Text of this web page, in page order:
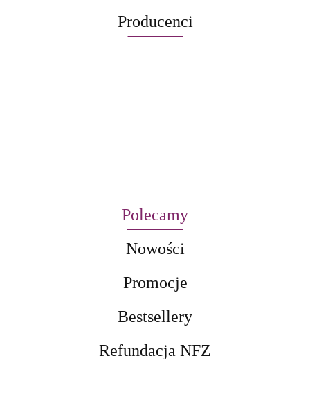
Producenci
Polecamy
Nowości
Promocje
Bestsellery
Refundacja NFZ